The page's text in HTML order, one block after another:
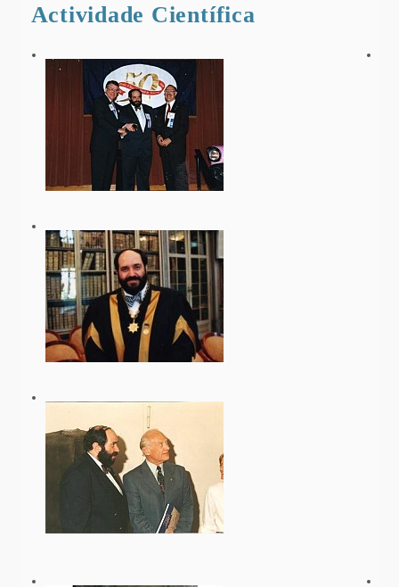
Actividade Científica